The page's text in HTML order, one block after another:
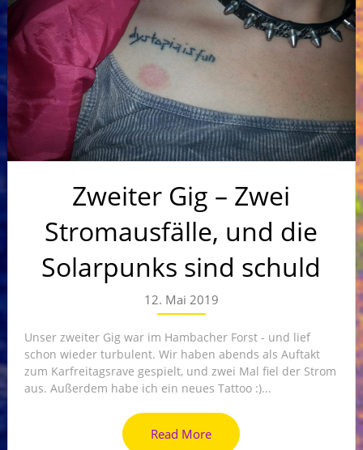
Zweiter Gig – Zwei
Stromausfälle, und die
Solarpunks sind schuld
12. Mai 2019
Unser zweiter Gig war im Hambacher Forst - und lief
schon wieder turbulent. Wir haben abends als Auftakt
zum Karfreitagsrave gespielt, und zwei Mal fiel der Strom
aus. Außerdem habe ich ein neues Tattoo :)...
Read More